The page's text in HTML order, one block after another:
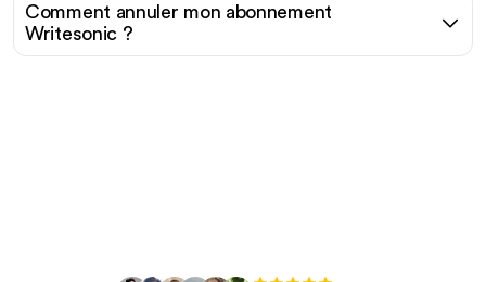
Comment annuler mon abonnement
Writesonic ?